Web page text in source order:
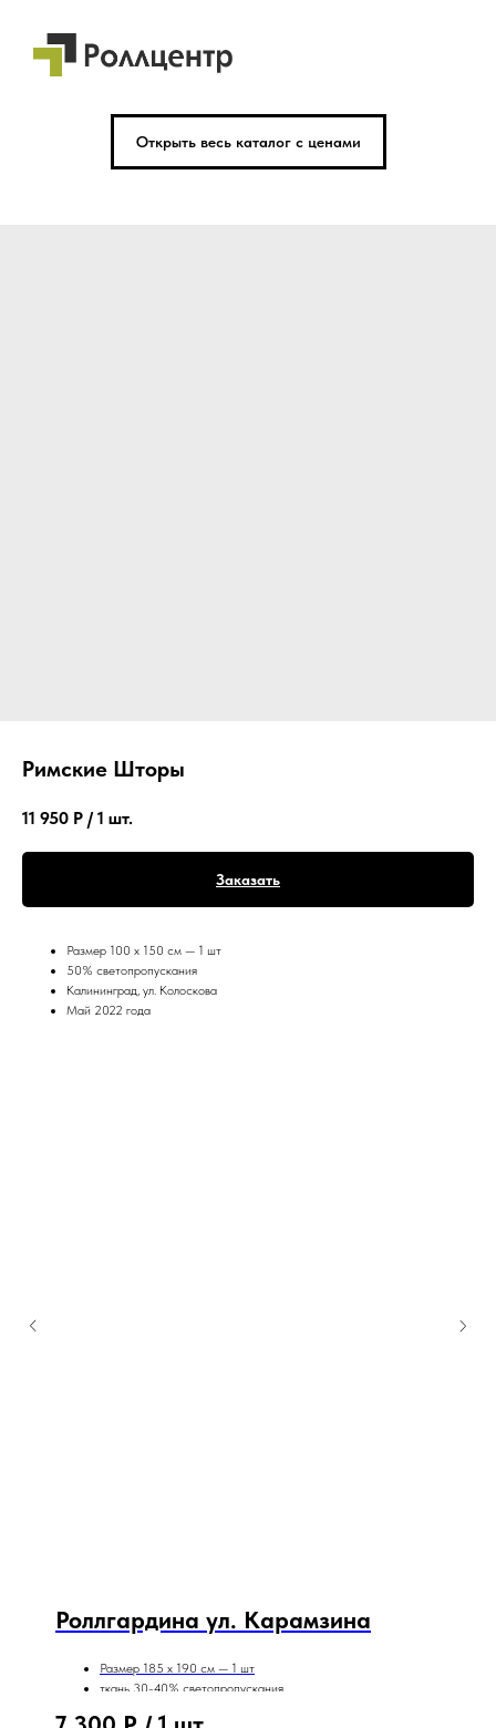
Открыть весь каталог с ценами
Римские Шторы
11 950 Р / 1 шт.
Заказать
Размер 100 х 150 см — 1 шт
50% светопропускания
Калининград, ул. Колоскова
Май 2022 года
Роллгардина ул. Карамзина
Размер 185 х 190 см — 1 шт
ткань 30-40% светопропускания